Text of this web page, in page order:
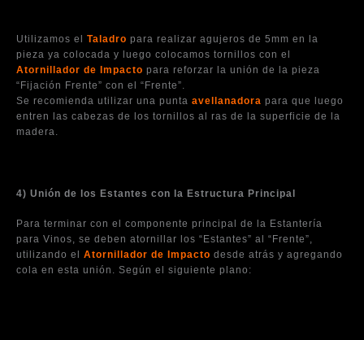
Utilizamos el Taladro para realizar agujeros de 5mm en la
pieza ya colocada y luego colocamos tornillos con el
Atornillador de Impacto para reforzar la unión de la pieza
“Fijación Frente” con el “Frente”.
Se recomienda utilizar una punta avellanadora para que luego
entren las cabezas de los tornillos al ras de la superficie de la
madera.
4) Unión de los Estantes con la Estructura Principal
Para terminar con el componente principal de la Estantería
para Vinos, se deben atornillar los “Estantes” al “Frente”,
utilizando el Atornillador de Impacto desde atrás y agregando
cola en esta unión. Según el siguiente plano: